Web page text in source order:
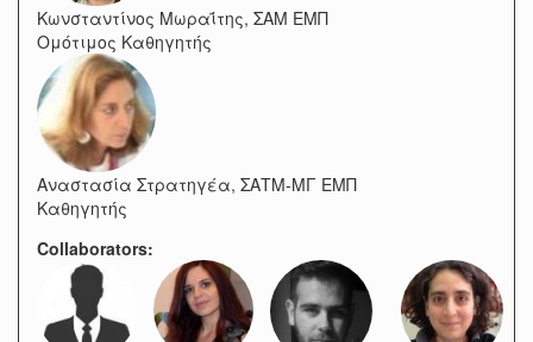
Κωνσταντίνος Μωραΐτης, ΣΑΜ ΕΜΠ
Ομότιμος Καθηγητής
Αναστασία Στρατηγέα, ΣΑΤΜ-ΜΓ ΕΜΠ
Καθηγητής
Collaborators: